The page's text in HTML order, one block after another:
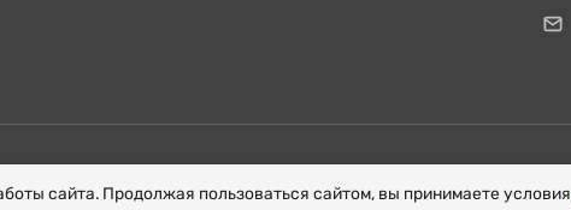
сайта. Продолжая пользоваться сайтом, вы принимаете условия